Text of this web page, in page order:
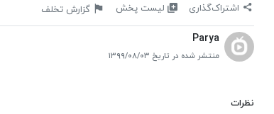
اشتراک‌گذاری لیست پخش گزارش تخلف
Parya
منتشر شده در تاریخ ۱۳۹۹/۰۸/۰۳
نظرات